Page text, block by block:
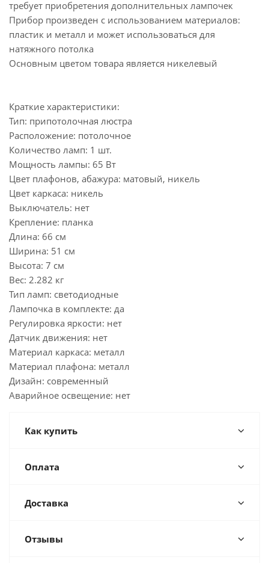
требует приобретения дополнительных лампочек
Прибор произведен с использованием материалов:
пластик и металл и может использоваться для
натяжного потолка
Основным цветом товара является никелевый
Краткие характеристики:
Тип: припотолочная люстра
Расположение: потолочное
Количество ламп: 1 шт.
Мощность лампы: 65 Вт
Цвет плафонов, абажура: матовый, никель
Цвет каркаса: никель
Выключатель: нет
Крепление: планка
Длина: 66 см
Ширина: 51 см
Высота: 7 см
Вес: 2.282 кг
Тип ламп: светодиодные
Лампочка в комплекте: да
Регулировка яркости: нет
Датчик движения: нет
Материал каркаса: металл
Материал плафона: металл
Дизайн: современный
Аварийное освещение: нет
Как купить
Оплата
Доставка
Отзывы